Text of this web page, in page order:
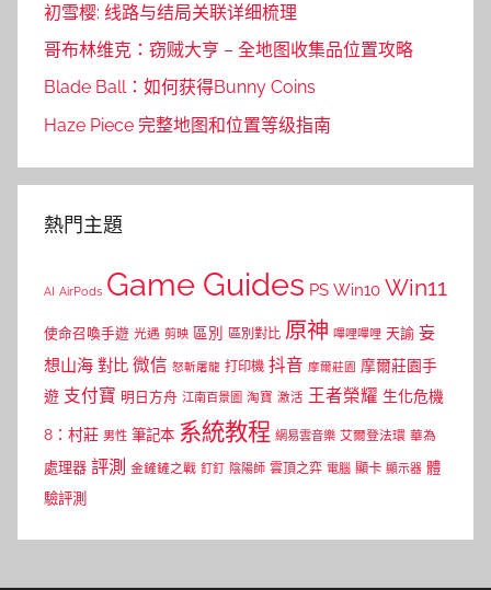
初雪樱: 线路与结局关联详细梳理
哥布林维克：窃贼大亨 – 全地图收集品位置攻略
Blade Ball：如何获得Bunny Coins
Haze Piece 完整地图和位置等级指南
熱門主題
AI AirPods Game Guides PS Win10 Win11
使命召喚手遊 光遇 剪映 區別 區別對比 原神 嗶哩嗶哩 天諭 妄
想山海 對比 微信 怒斬屠龍 打印機 抖音 摩爾莊園 摩爾莊園手
遊 支付寶 明日方舟 江南百景圖 淘寶 激活 王者榮耀 生化危機
8：村莊 男性 筆記本 系統教程 網易雲音樂 艾爾登法環 華為
處理器 評測 金鏟鏟之戰 釘釘 陰陽師 雲頂之弈 電腦 顯卡 顯示器 體
驗評測